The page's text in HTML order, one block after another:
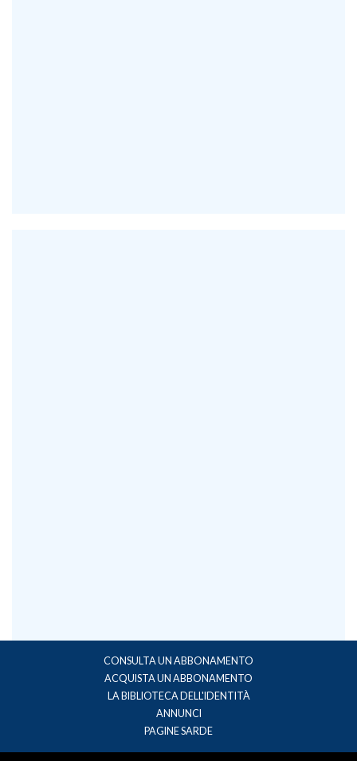
CONSULTA UN ABBONAMENTO
ACQUISTA UN ABBONAMENTO
LA BIBLIOTECA DELL'IDENTITÀ
ANNUNCI
PAGINE SARDE